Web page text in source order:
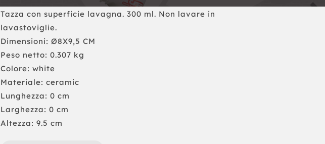
Tazza con superficie lavagna. 300 ml. Non lavare in
lavastoviglie.
Dimensioni: Ø8X9,5 CM
Peso netto: 0.307 kg
Colore: white
Materiale: ceramic
Lunghezza: 0 cm
Larghezza: 0 cm
Altezza: 9.5 cm